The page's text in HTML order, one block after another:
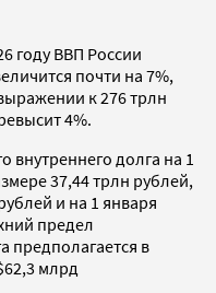
году ВВП России
почти на 7%,
к 276 трлн
4%.
внутреннего долга на 1
37,44 трлн рублей,
и на 1 января
предел
предполагается в
млрд